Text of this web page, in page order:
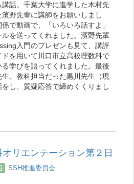
話。千葉大学に進学した木村先
野先輩に講師をお願いしまし
で動画で、「いろいろ話すよ」
を送ってくれました。濱野先輩
入門のプレゼンも見て、講評
を用いて川口市立高校理数科で
学びを語ってくれました。最後
、教科担当だった黒川先生（現
し、質疑応答で締めくくりまし
オリエンテーション第２日
SSH推進委員会